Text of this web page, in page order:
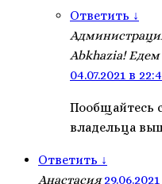
Ответить ↓
Abkhazia!
04.07.2021 в
Пообщайтесь
владельца
Ответить ↓
Анастасия29.06.2021